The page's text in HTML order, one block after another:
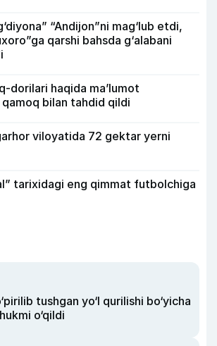
“Andijon”ni mag‘lub etdi,
qarshi bahsda g‘alabani
dorilari haqida ma’lumot
bilan tahdid qildi
viloyatida 72 gektar yerni
tarixidagi eng qimmat futbolchiga
tushgan yo‘l qurilishi bo‘yicha
o‘qildi